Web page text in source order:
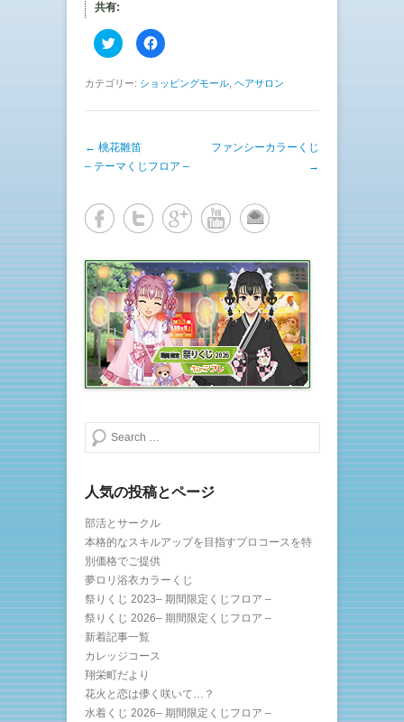
共有:
ク
リ
し
w
t
e
r
新
ウ
ィ
ン
ド
ウ
で
開
き
ま
す
F
a
b
k
す
る
ク
リ
ッ
ク
て
く
だ
さ
い
(
新
し
い
ウ
ィ
ン
ド
開
す
カテゴリー: ショッピングモール ヘアサロン
投稿ナビゲーション
← 桃花雛笛
– テーマくじフロア –
ファンシーカラーくじ
→
検索する
人気の投稿とページ
部活とサークル
本格的なスキルアップを目指すプロコースを特
別価格でご提供
夢ロリ浴衣カラーくじ
祭りくじ 2023– 期間限定くじフロア –
祭りくじ 2026– 期間限定くじフロア –
新着記事一覧
カレッジコース
翔栄町だより
花火と恋は儚く咲いて…？
水着くじ 2026– 期間限定くじフロア –